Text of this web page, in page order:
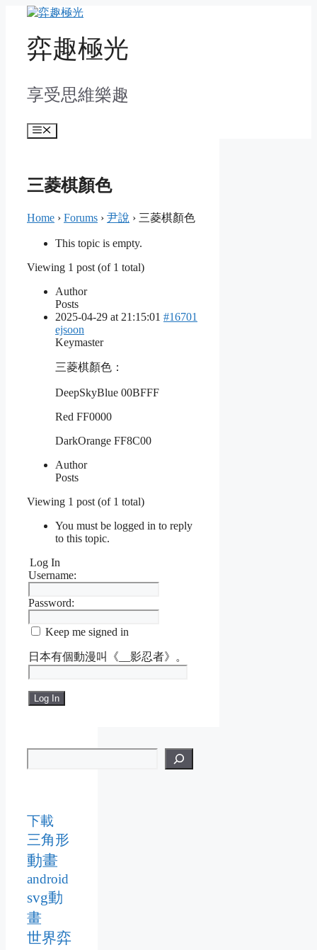
content弈趣極光
享受思維樂趣
Menu
三菱棋顏色
Home › Forums › 尹說 › 三菱棋顏色
This topic is empty.
Viewing 1 post (of 1 total)
Author
Posts
2025-04-29 at 21:15:01 #16701
ejsoon
Keymaster
三菱棋顏色：
DeepSkyBlue 00BFFF
Red FF0000
DarkOrange FF8C00
Author
Posts
Viewing 1 post (of 1 total)
You must be logged in to reply
to this topic.
Log In
Username:
Password:
Keep me signed in
日本有個動漫叫《__影忍者》。
Log In
下載
三角形
動畫
android
svg動
畫
世界弈